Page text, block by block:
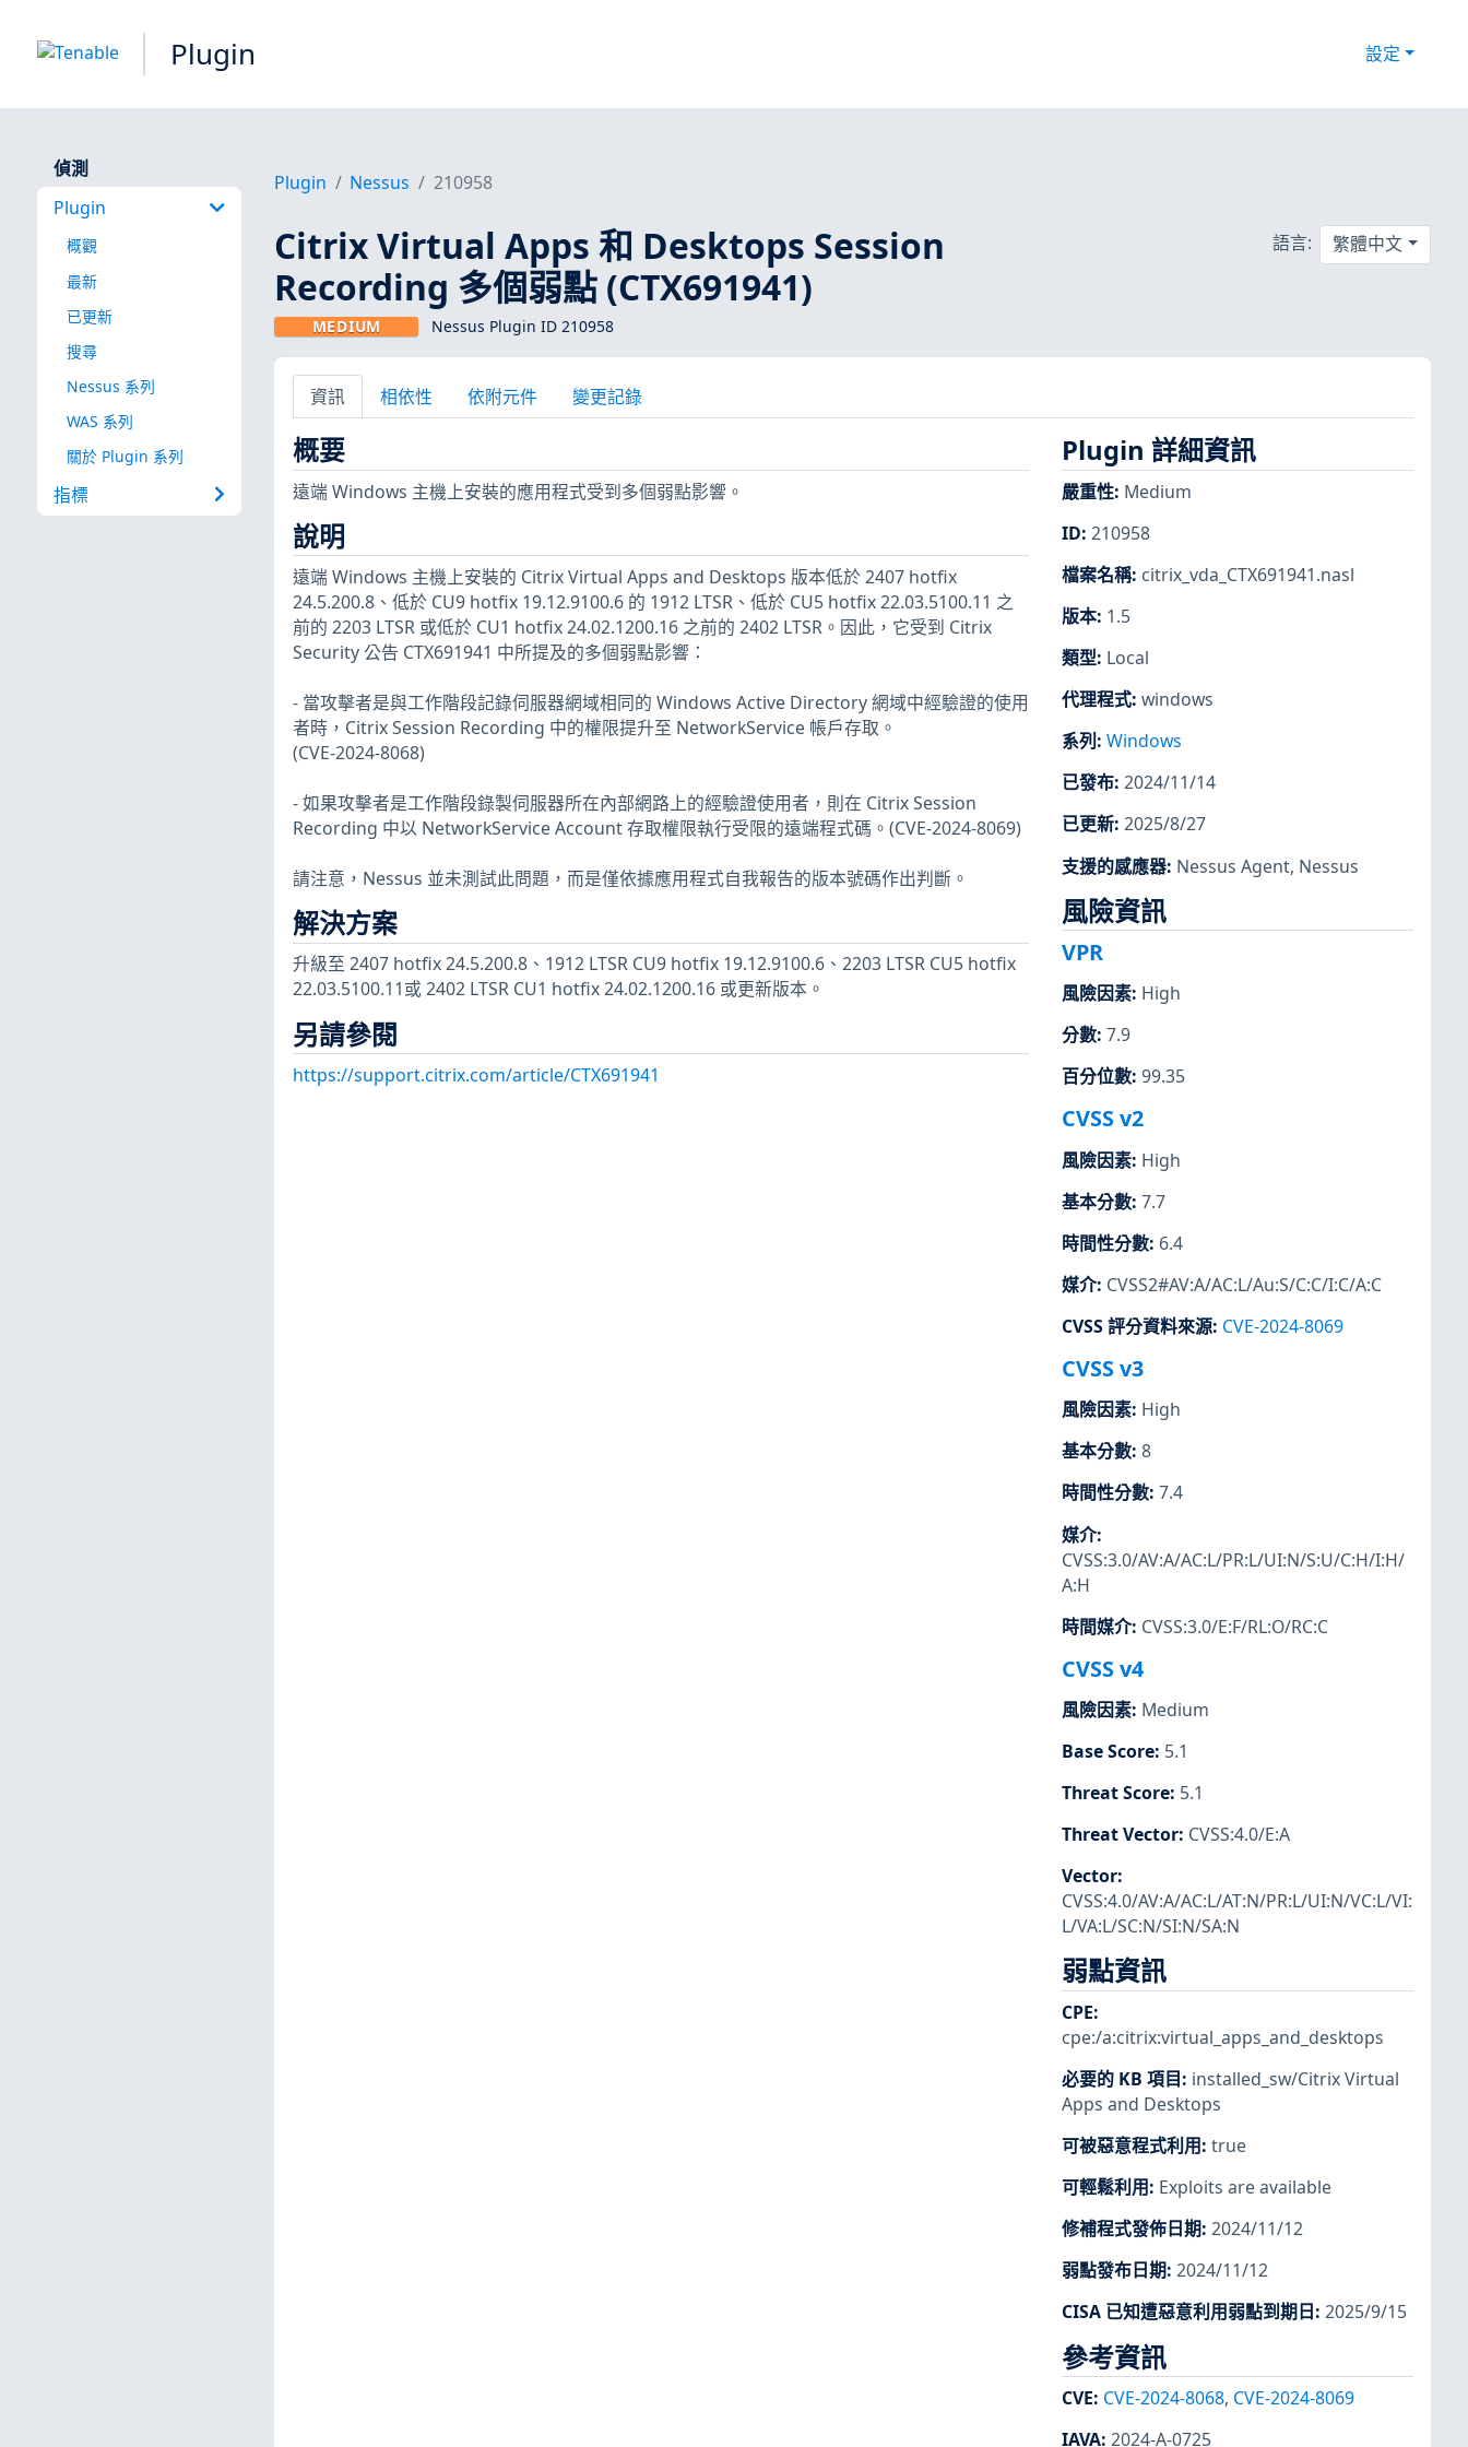
Plugin 設定
偵測
Plugin
概觀
最新
已更新
搜尋
Nessus 系列
WAS 系列
關於 Plugin 系列
指標
Plugin Nessus 210958
Citrix Virtual Apps 和 Desktops Session
Recording 多個弱點 (CTX691941)
MEDIUM Nessus Plugin ID 210958
語言: 繁體中文
資訊 相依性 依附元件 變更記錄
概要
遠端 Windows 主機上安裝的應用程式受到多個弱點影響。
說明
遠端 Windows 主機上安裝的 Citrix Virtual Apps and Desktops 版本低於 2407 hotfix
24.5.200.8、低於 CU9 hotfix 19.12.9100.6 的 1912 LTSR、低於 CU5 hotfix 22.03.5100.11 之
前的 2203 LTSR 或低於 CU1 hotfix 24.02.1200.16 之前的 2402 LTSR。因此，它受到 Citrix
Security 公告 CTX691941 中所提及的多個弱點影響：
- 當攻擊者是與工作階段記錄伺服器網域相同的 Windows Active Directory 網域中經驗證的使用
者時，Citrix Session Recording 中的權限提升至 NetworkService 帳戶存取。
(CVE-2024-8068)
- 如果攻擊者是工作階段錄製伺服器所在內部網路上的經驗證使用者，則在 Citrix Session
Recording 中以 NetworkService Account 存取權限執行受限的遠端程式碼。(CVE-2024-8069)
請注意，Nessus 並未測試此問題，而是僅依據應用程式自我報告的版本號碼作出判斷。
解決方案
升級至 2407 hotfix 24.5.200.8、1912 LTSR CU9 hotfix 19.12.9100.6、2203 LTSR CU5 hotfix
22.03.5100.11或 2402 LTSR CU1 hotfix 24.02.1200.16 或更新版本。
另請參閱
https://support.citrix.com/article/CTX691941
Plugin 詳細資訊
嚴重性: Medium
ID: 210958
檔案名稱: citrix_vda_CTX691941.nasl
版本: 1.5
類型: Local
代理程式: windows
系列 : Windows
已發布: 2024/11/14
已更新: 2025/8/27
支援的感應器: Nessus Agent, Nessus
風險資訊
VPR
風險因素: High
分數: 7.9
百分位數: 99.35
CVSS v2
風險因素: High
基本分數: 7.7
時間性分數: 6.4
媒介: CVSS2#AV:A/AC:L/Au:S/C:C/I:C/A:C
CVSS 評分資料來源: CVE-2024-8069
CVSS v3
風險因素: High
基本分數: 8
時間性分數: 7.4
媒介:
CVSS:3.0/AV:A/AC:L/PR:L/UI:N/S:U/C:H/I:H/
A:H
時間媒介: CVSS:3.0/E:F/RL:O/RC:C
CVSS v4
風險因素: Medium
Base Score: 5.1
Threat Score: 5.1
Threat Vector: CVSS:4.0/E:A
Vector:
CVSS:4.0/AV:A/AC:L/AT:N/PR:L/UI:N/VC:L/VI:
L/VA:L/SC:N/SI:N/SA:N
弱點資訊
CPE:
cpe:/a:citrix:virtual_apps_and_desktops
必要的 KB 項目: installed_sw/Citrix Virtual
Apps and Desktops
可被惡意程式利用: true
可輕鬆利用: Exploits are available
修補程式發佈日期: 2024/11/12
弱點發布日期: 2024/11/12
CISA 已知遭惡意利用弱點到期日: 2025/9/15
參考資訊
CVE: CVE-2024-8068, CVE-2024-8069
IAVA: 2024-A-0725